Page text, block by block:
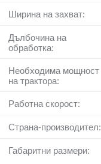
Ширина на захват:
Дълбочина на
обработка:
Необходима мощност
на трактора:
Работна скорост:
Страна-производител:
Габаритни размери: